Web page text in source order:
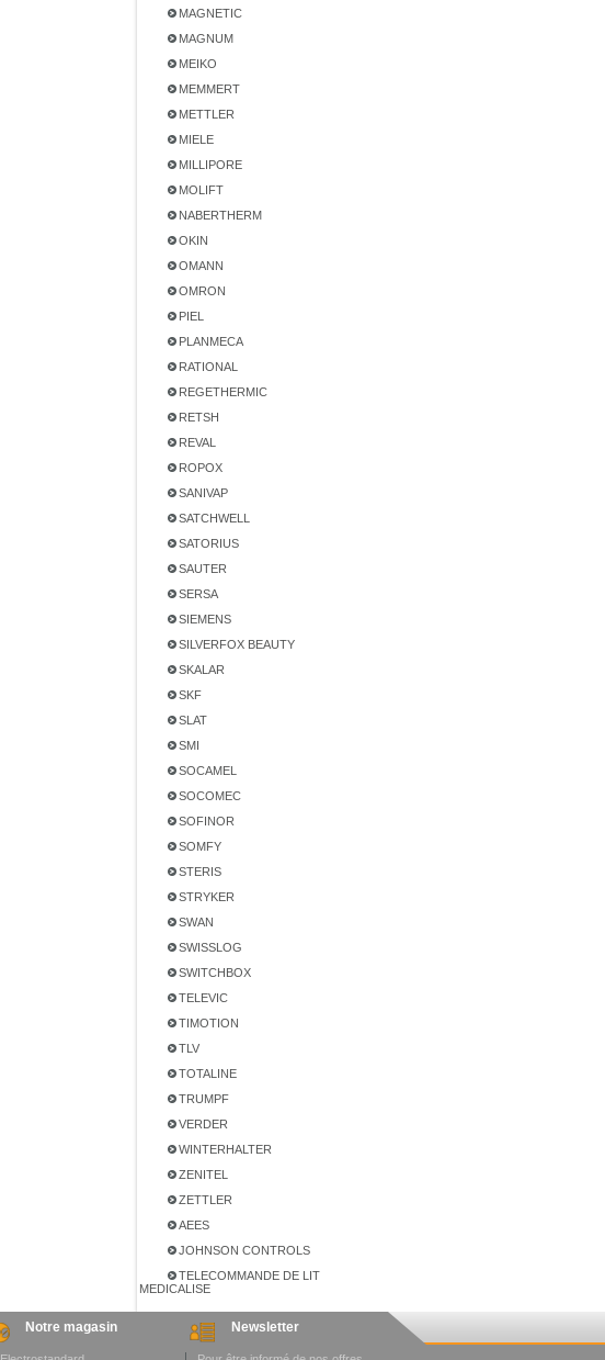
MAGNETIC
MAGNUM
MEIKO
MEMMERT
METTLER
MIELE
MILLIPORE
MOLIFT
NABERTHERM
OKIN
OMANN
OMRON
PIEL
PLANMECA
RATIONAL
REGETHERMIC
RETSH
REVAL
ROPOX
SANIVAP
SATCHWELL
SATORIUS
SAUTER
SERSA
SIEMENS
SILVERFOX BEAUTY
SKALAR
SKF
SLAT
SMI
SOCAMEL
SOCOMEC
SOFINOR
SOMFY
STERIS
STRYKER
SWAN
SWISSLOG
SWITCHBOX
TELEVIC
TIMOTION
TLV
TOTALINE
TRUMPF
VERDER
WINTERHALTER
ZENITEL
ZETTLER
AEES
JOHNSON CONTROLS
TELECOMMANDE DE LIT
MEDICALISE
Notre magasin Newsletter